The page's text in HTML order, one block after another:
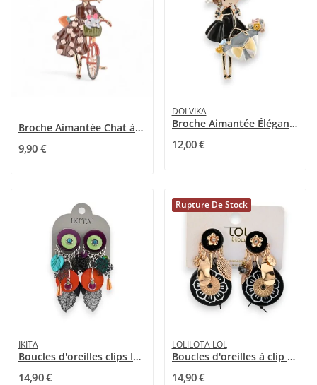
Broche Aimantée Chat à Vélo avec Chaton - Bijou...
9,90 €
DOLVIKA
Broche Aimantée Élégante petite-fille champêtre
12,00 €
IKITA
Boucles d'oreilles clips Ikita Nature Enchantée
14,90 €
Rupture De Stock
LOLILOTA LOL
Boucles d'oreilles à clip Flower Power Lolilota
14,90 €